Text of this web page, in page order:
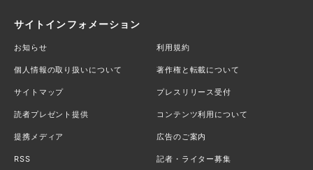
サイトインフォメーション
お知らせ 利用規約
個人情報の取り扱いについて 著作権と転載について
サイトマップ プレスリリース受付
読者プレゼント提供 コンテンツ利用について
提携メディア 広告のご案内
RSS 記者・ライター募集